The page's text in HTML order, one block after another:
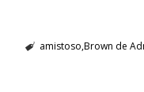
amistoso Brown de